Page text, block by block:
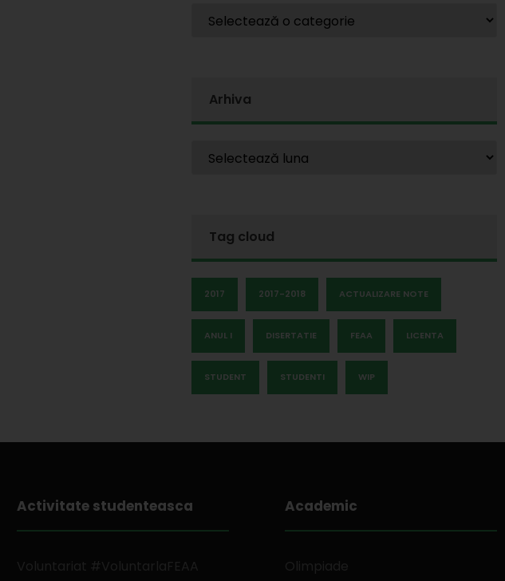
Arhiva
Tag cloud
2017 2017-2018 ACTUALIZARE NOTE
ANUL I DISERTATIE FEAA LICENTA
STUDENT STUDENTI WIP
Activitate studenteasca Academic